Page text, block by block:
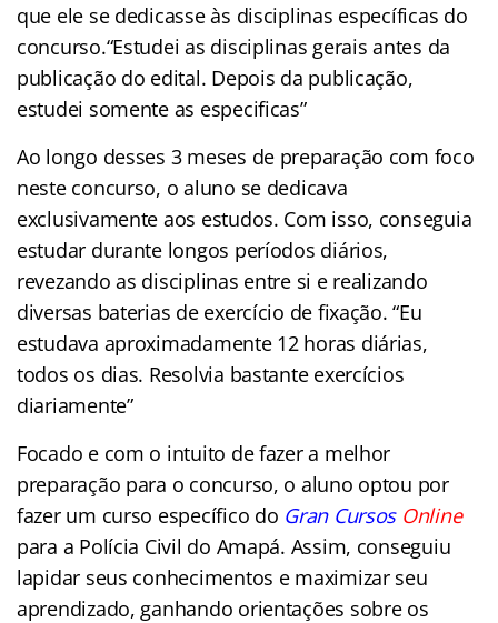
que ele se dedicasse às disciplinas específicas do
concurso.“Estudei as disciplinas gerais antes da
publicação do edital. Depois da publicação,
estudei somente as especificas”
Ao longo desses 3 meses de preparação com foco
neste concurso, o aluno se dedicava
exclusivamente aos estudos. Com isso, conseguia
estudar durante longos períodos diários,
revezando as disciplinas entre si e realizando
diversas baterias de exercício de fixação. “Eu
estudava aproximadamente 12 horas diárias,
todos os dias. Resolvia bastante exercícios
diariamente”
Focado e com o intuito de fazer a melhor
preparação para o concurso, o aluno optou por
fazer um curso específico do Gran Cursos Online
para a Polícia Civil do Amapá. Assim, conseguiu
lapidar seus conhecimentos e maximizar seu
aprendizado, ganhando orientações sobre os